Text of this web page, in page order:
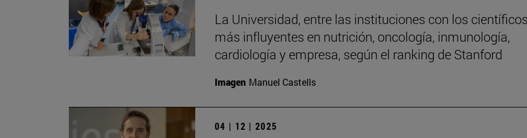
La Universidad, entre las instituciones con los
más influyentes en nutrición, oncología, inmunología,
cardiología y empresa, según el ranking de Stanford
Imagen Manuel Castells
04 | 12 | 2025